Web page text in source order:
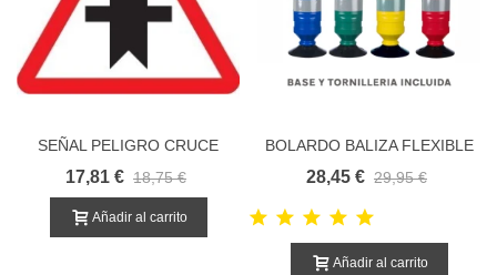
SEÑAL PELIGRO CRUCE
CON PRIORIDAD
17,81 € 18,75 €
Añadir al carrito
BOLARDO BALIZA FLEXIBLE
REEMPLAZABLE CON BASE
28,45 € 29,95 €
Añadir al carrito